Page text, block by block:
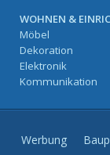
WOHNEN &
Möbel
Dekoration
Elektronik
Kommunikation
Werbung